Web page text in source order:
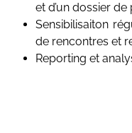
et d’un dossier
Sensibilisaiton
de rencontres et
Reporting et